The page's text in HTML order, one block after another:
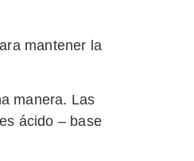
mantener la
manera. Las
ácido – base